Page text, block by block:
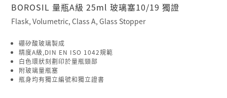
BOROSIL 量瓶A級 25ml 玻璃塞10/19 獨證
Flask, Volumetric, Class A, Glass Stopper
硼矽酸玻璃製成
精度A級,DIN EN ISO 1042規範
白色環狀刻劃印於量瓶頸部
附玻璃量瓶塞
瓶身均有獨立編號和獨立證書